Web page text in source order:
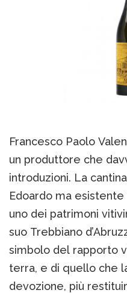
Francesco Paolo
un produttore che
introduzioni. La
Edoardo ma
uno dei patrimoni
suo Trebbiano
simbolo del rapporto
terra, e di quello che
devozione, più